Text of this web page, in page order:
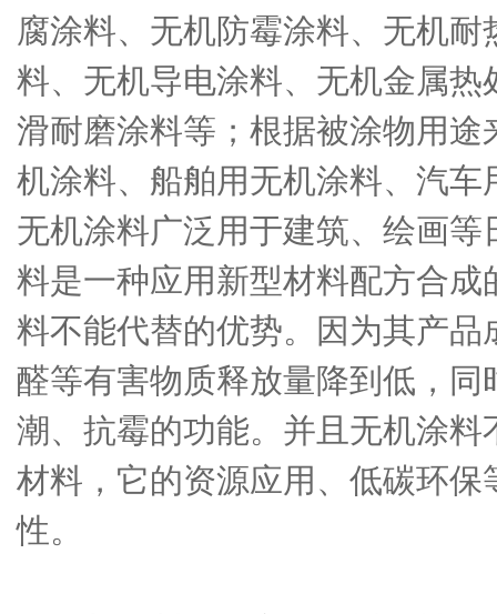
腐涂料、无机防霉涂料、无机
料、无机导电涂料、无机金属
滑耐磨涂料等；根据被涂物用
机涂料、船舶用无机涂料、汽车
无机涂料广泛用于建筑、绘画
料是一种应用新型材料配方合
料不能代替的优势。因为其产
醛等有害物质释放量降到低，同
潮、抗霉的功能。并且无机涂
材料，它的资源应用、低碳环保
性。